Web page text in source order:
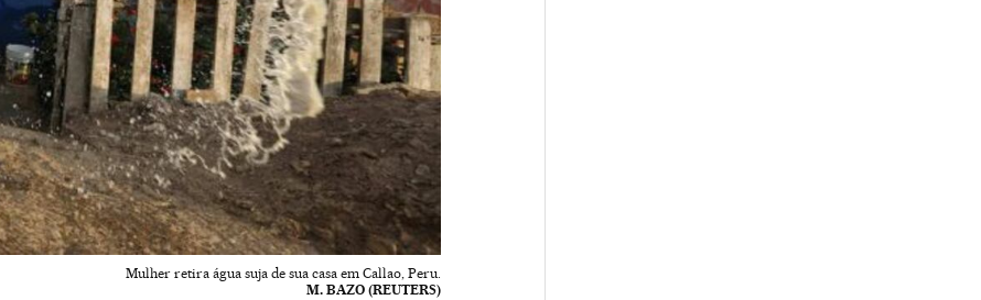
Mulher retira água suja de sua casa em Callao, Peru.
M. BAZO (REUTERS)